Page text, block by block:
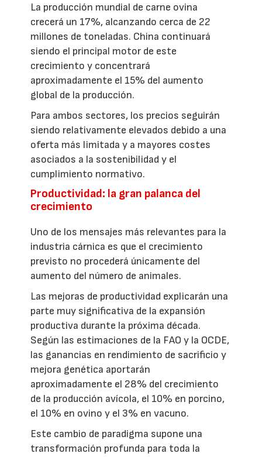
La producción mundial de carne ovina
crecerá un 17%, alcanzando cerca de 22
millones de toneladas. China continuará
siendo el principal motor de este
crecimiento y concentrará
aproximadamente el 15% del aumento
global de la producción.
Para ambos sectores, los precios seguirán
siendo relativamente elevados debido a una
oferta más limitada y a mayores costes
asociados a la sostenibilidad y el
cumplimiento normativo.
Productividad: la gran palanca del
crecimiento
Uno de los mensajes más relevantes para la
industria cárnica es que el crecimiento
previsto no procederá únicamente del
aumento del número de animales.
Las mejoras de productividad explicarán una
parte muy significativa de la expansión
productiva durante la próxima década.
Según las estimaciones de la FAO y la OCDE,
las ganancias en rendimiento de sacrificio y
mejora genética aportarán
aproximadamente el 28% del crecimiento
de la producción avícola, el 10% en porcino,
el 10% en ovino y el 3% en vacuno.
Este cambio de paradigma supone una
transformación profunda para toda la